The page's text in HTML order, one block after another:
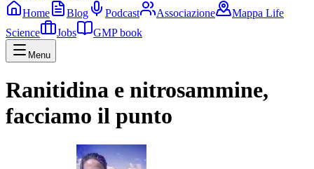
Home
Blog Podcast Associazione
Mappa Life
Science
Jobs GMP book
Menu
Ranitidina e nitrosammine,
facciamo il punto